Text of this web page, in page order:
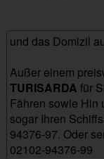
und das Domizil
Außer einem
TURISARDA für
Fähren sowie Hin
sogar Ihren
94376-97. Oder
02102-94376-99